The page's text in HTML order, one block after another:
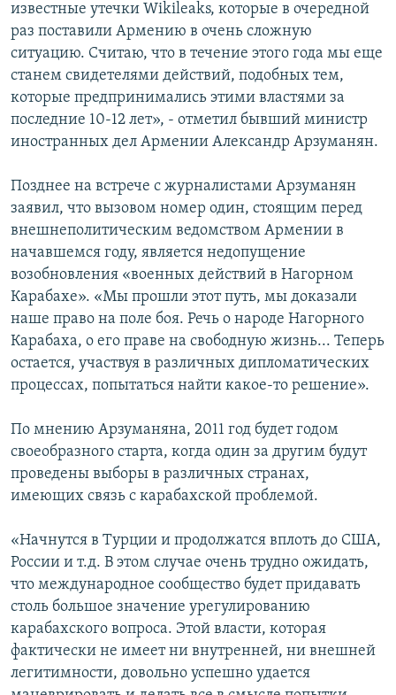
известные утечки Wikileaks, которые в очередной
раз поставили Армению в очень сложную
ситуацию. Считаю, что в течение этого года мы еще
станем свидетелями действий, подобных тем,
которые предпринимались этими властями за
последние 10-12 лет», - отметил бывший министр
иностранных дел Армении Александр Арзуманян.
Позднее на встрече с журналистами Арзуманян
заявил, что вызовом номер один, стоящим перед
внешнеполитическим ведомством Армении в
начавшемся году, является недопущение
возобновления «военных действий в Нагорном
Карабахе». «Мы прошли этот путь, мы доказали
наше право на поле боя. Речь о народе Нагорного
Карабаха, о его праве на свободную жизнь... Теперь
остается, участвуя в различных дипломатических
процессах, попытаться найти какое-то решение».
По мнению Арзуманяна, 2011 год будет годом
своеобразного старта, когда один за другим будут
проведены выборы в различных странах,
имеющих связь с карабахской проблемой.
«Начнутся в Турции и продолжатся вплоть до США,
России и т.д. В этом случае очень трудно ожидать,
что международное сообщество будет придавать
столь большое значение урегулированию
карабахского вопроса. Этой власти, которая
фактически не имеет ни внутренней, ни внешней
легитимности, довольно успешно удается